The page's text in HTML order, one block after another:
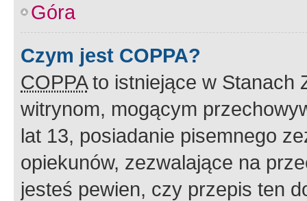
Góra
Czym jest COPPA?
COPPAto istniejące w Stanach
witrynom, mogącym
lat 13, posiadanie pisemnego
opiekunów, zezwalające na
jesteś pewien, czy przepis ten